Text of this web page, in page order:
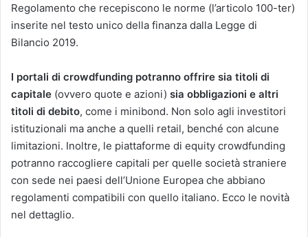
Regolamento che recepiscono le norme (l’articolo 100-ter)
inserite nel testo unico della finanza dalla Legge di
Bilancio 2019.
I portali di crowdfunding potranno offrire sia titoli di
capitale (ovvero quote e azioni) sia obbligazioni e altri
titoli di debito, come i minibond. Non solo agli investitori
istituzionali ma anche a quelli retail, benché con alcune
limitazioni. Inoltre, le piattaforme di equity crowdfunding
potranno raccogliere capitali per quelle società straniere
con sede nei paesi dell’Unione Europea che abbiano
regolamenti compatibili con quello italiano. Ecco le novità
nel dettaglio.